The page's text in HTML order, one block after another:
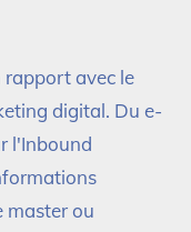
rapport avec le
digital. Du e-
l'Inbound
master ou